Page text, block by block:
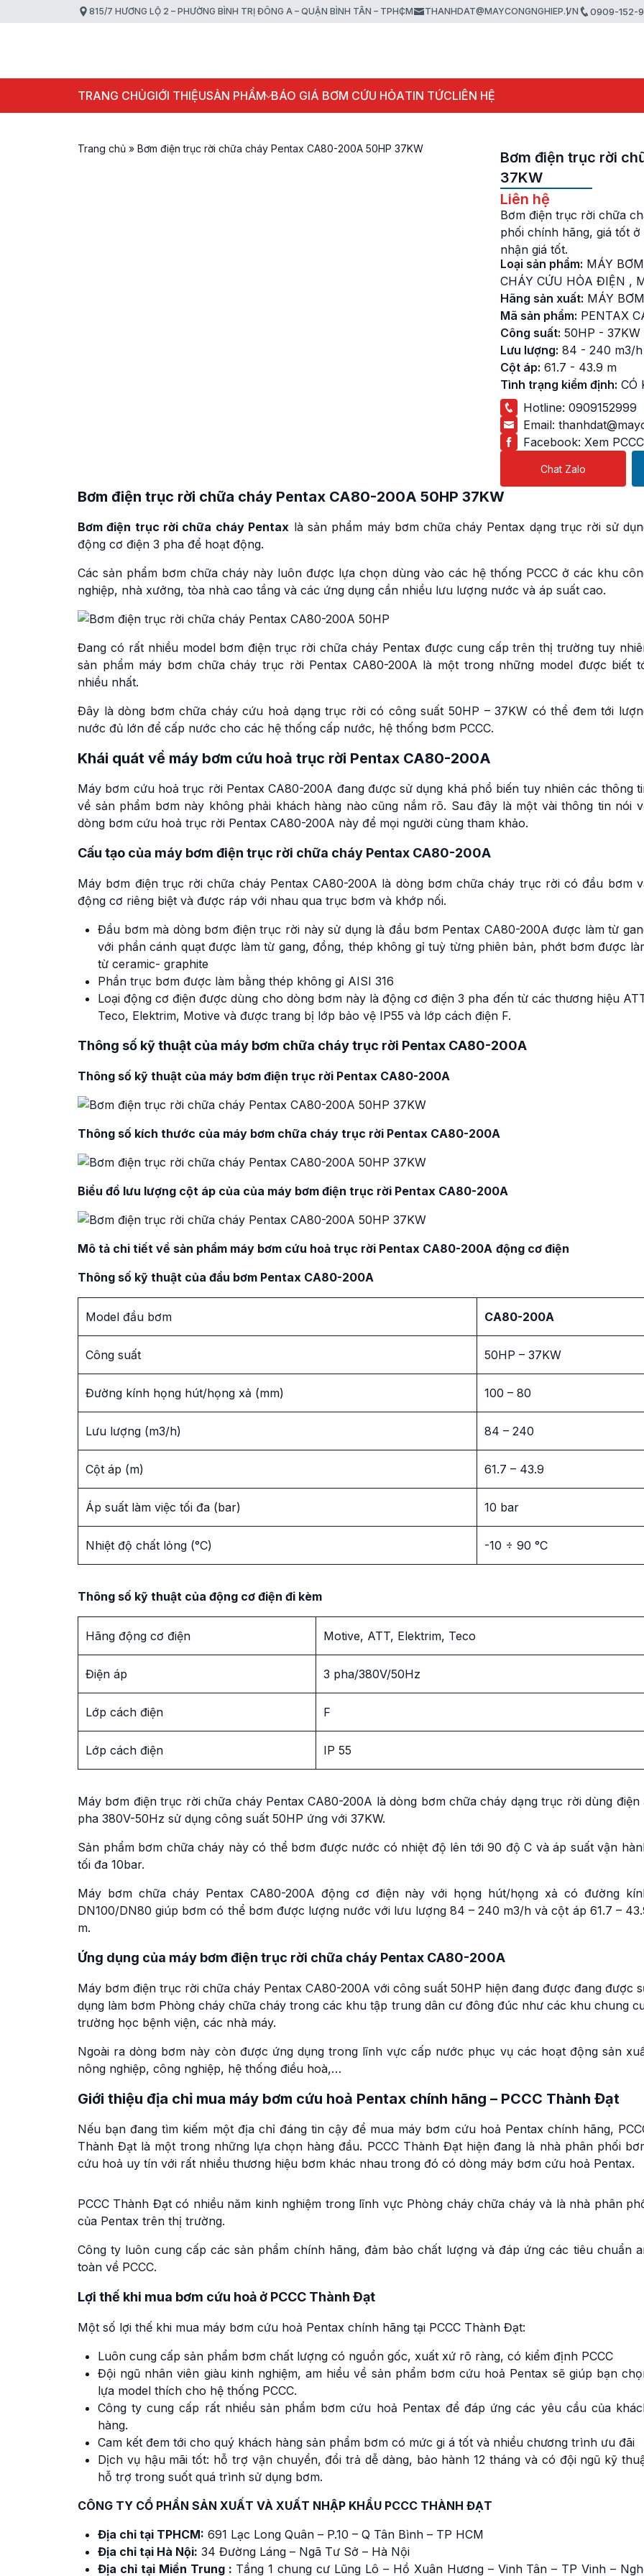
815/7 HƯƠNG LỘ 2 – PHƯỜNG BÌNH TRỊ ĐÔNG A – QUẬN BÌNH TÂN – TPHCM THANHDAT@MAYCONGNGHIEP.VN 0909-152-
TRANG CHỦGIỚI THIỆUSẢN PHẨM BÁO GIÁ BƠM CỨU HỎATIN TỨCLIÊN HỆ
Trang chủ » Bơm điện trục rời chữa cháy Pentax CA80-200A 50HP 37KW
Bơm điện trục rời
37KW
Liên hệ
Bơm điện trục rời chữa
phối chính hãng, giá tốt
nhận giá tốt.
Loại sản phẩm: MÁY
CHÁY CỨU HỎA ĐIỆN ,
Hãng sản xuất: MÁY
Mã sản phẩm: PENTAX
Công suất: 50HP - 37KW
Lưu lượng: 84 - 240 m3/h
Cột áp: 61.7 - 43.9 m
Tình trạng kiểm định: CÓ
Hotline: 0909152999
Email:
Facebook: Xem
Chat Zalo
Bơm điện trục rời chữa cháy Pentax CA80-200A 50HP 37KW
Bơm điện trục rời chữa cháy Pentax là sản phẩm máy bơm chữa cháy Pentax dạng trục rời sử
động cơ điện 3 pha để hoạt động.
Các sản phẩm bơm chữa cháy này luôn được lựa chọn dùng vào các hệ thống PCCC ở các khu
nghiệp, nhà xưởng, tòa nhà cao tầng và các ứng dụng cần nhiều lưu lượng nước và áp suất cao.
Đang có rất nhiều model bơm điện trục rời chữa cháy Pentax được cung cấp trên thị trường tuy
sản phẩm máy bơm chữa cháy trục rời Pentax CA80-200A là một trong những model được biết
nhiều nhất.
Đây là dòng bơm chữa cháy cứu hoả dạng trục rời có công suất 50HP – 37KW có thể đem tới
nước đủ lớn để cấp nước cho các hệ thống cấp nước, hệ thống bơm PCCC.
Khái quát về máy bơm cứu hoả trục rời Pentax CA80-200A
Máy bơm cứu hoả trục rời Pentax CA80-200A đang được sử dụng khá phổ biến tuy nhiên các thông
về sản phẩm bơm này không phải khách hàng nào cũng nắm rõ. Sau đây là một vài thông tin nói
dòng bơm cứu hoả trục rời Pentax CA80-200A này để mọi người cùng tham khảo.
Cấu tạo của máy bơm điện trục rời chữa cháy Pentax CA80-200A
Máy bơm điện trục rời chữa cháy Pentax CA80-200A là dòng bơm chữa cháy trục rời có đầu bơm
động cơ riêng biệt và được ráp với nhau qua trục bơm và khớp nối.
Đầu bơm mà dòng bơm điện trục rời này sử dụng là đầu bơm Pentax CA80-200A được làm từ
với phần cánh quạt được làm từ gang, đồng, thép không gỉ tuỳ từng phiên bản, phớt bơm được
từ ceramic- graphite
Phần trục bơm được làm bằng thép không gỉ AISI 316
Loại động cơ điện được dùng cho dòng bơm này là động cơ điện 3 pha đến từ các thương hiệu
Teco, Elektrim, Motive và được trang bị lớp bảo vệ IP55 và lớp cách điện F.
Thông số kỹ thuật của máy bơm chữa cháy trục rời Pentax CA80-200A
Thông số kỹ thuật của máy bơm điện trục rời Pentax CA80-200A
Thông số kích thước của máy bơm chữa cháy trục rời Pentax CA80-200A
Biểu đồ lưu lượng cột áp của của máy bơm điện trục rời Pentax CA80-200A
Mô tả chi tiết về sản phẩm máy bơm cứu hoả trục rời Pentax CA80-200A động cơ điện
Thông số kỹ thuật của đầu bơm Pentax CA80-200A
Model đầu bơm CA80-200A
Công suất 50HP – 37KW
Đường kính họng hút/họng xả (mm) 100 – 80
Lưu lượng (m3/h) 84 – 240
Cột áp (m) 61.7 – 43.9
Áp suất làm việc tối đa (bar) 10 bar
Nhiệt độ chất lỏng (°C) -10 ÷ 90 °C
Thông số kỹ thuật của động cơ điện đi kèm
Hãng động cơ điện Motive, ATT, Elektrim, Teco
Điện áp 3 pha/380V/50Hz
Lớp cách điện F
Lớp cách điện IP 55
Máy bơm điện trục rời chữa cháy Pentax CA80-200A là dòng bơm chữa cháy dạng trục rời dùng điện
pha 380V-50Hz sử dụng công suất 50HP ứng với 37KW.
Sản phẩm bơm chữa cháy này có thể bơm được nước có nhiệt độ lên tới 90 độ C và áp suất vận
tối đa 10bar.
Máy bơm chữa cháy Pentax CA80-200A động cơ điện này với họng hút/họng xả có đường
DN100/DN80 giúp bơm có thể bơm được lượng nước với lưu lượng 84 – 240 m3/h và cột áp 61.7 –
m.
Ứng dụng của máy bơm điện trục rời chữa cháy Pentax CA80-200A
Máy bơm điện trục rời chữa cháy Pentax CA80-200A với công suất 50HP hiện đang được đang được
dụng làm bơm Phòng cháy chữa cháy trong các khu tập trung dân cư đông đúc như các khu chung
trường học bệnh viện, các nhà máy.
Ngoài ra dòng bơm này còn được ứng dụng trong lĩnh vực cấp nước phục vụ các hoạt động sản
nông nghiệp, công nghiệp, hệ thống điều hoà,…
Giới thiệu địa chỉ mua máy bơm cứu hoả Pentax chính hãng – PCCC Thành Đạt
Nếu bạn đang tìm kiếm một địa chỉ đáng tin cậy để mua máy bơm cứu hoả Pentax chính hãng,
Thành Đạt là một trong những lựa chọn hàng đầu. PCCC Thành Đạt hiện đang là nhà phân phối
cứu hoả uy tín với rất nhiều thương hiệu bơm khác nhau trong đó có dòng máy bơm cứu hoả Pentax.
PCCC Thành Đạt có nhiều năm kinh nghiệm trong lĩnh vực Phòng cháy chữa cháy và là nhà phân
của Pentax trên thị trường.
Công ty luôn cung cấp các sản phẩm chính hãng, đảm bảo chất lượng và đáp ứng các tiêu chuẩn
toàn về PCCC.
Lợi thế khi mua bơm cứu hoả ở PCCC Thành Đạt
Một số lợi thế khi mua máy bơm cứu hoả Pentax chính hãng tại PCCC Thành Đạt:
Luôn cung cấp sản phẩm bơm chất lượng có nguồn gốc, xuất xứ rõ ràng, có kiểm định PCCC
Đội ngũ nhân viên giàu kinh nghiệm, am hiểu về sản phẩm bơm cứu hoả Pentax sẽ giúp bạn
lựa model thích cho hệ thống PCCC.
Công ty cung cấp rất nhiều sản phẩm bơm cứu hoả Pentax để đáp ứng các yêu cầu của
hàng.
Cam kết đem tới cho quý khách hàng sản phẩm bơm có mức gi á tốt và nhiều chương trình ưu đãi
Dịch vụ hậu mãi tốt: hỗ trợ vận chuyển, đổi trả dễ dàng, bảo hành 12 tháng và có đội ngũ kỹ
hỗ trợ trong suốt quá trình sử dụng bơm.
CÔNG TY CỔ PHẦN SẢN XUẤT VÀ XUẤT NHẬP KHẨU PCCC THÀNH ĐẠT
Địa chỉ tại TPHCM: 691 Lạc Long Quân – P.10 – Q Tân Bình – TP HCM
Địa chỉ tại Hà Nội: 34 Đường Láng – Ngã Tư Sở – Hà Nội
Địa chỉ tại Miền Trung : Tầng 1 chung cư Lũng Lô – Hồ Xuân Hương – Vinh Tân – TP Vinh –